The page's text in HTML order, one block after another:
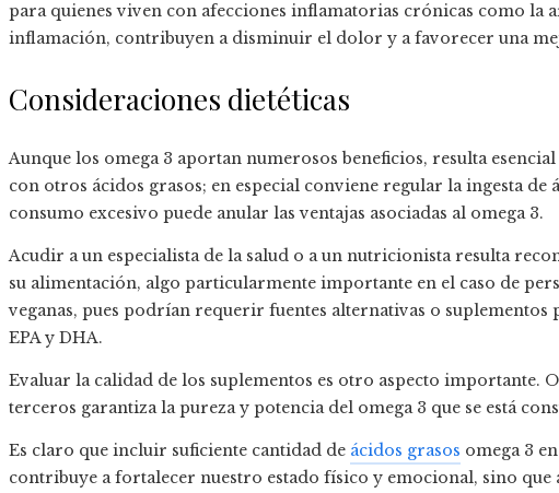
para quienes viven con afecciones inflamatorias crónicas como la
inflamación, contribuyen a disminuir el dolor y a favorecer una
Consideraciones dietéticas
Aunque los omega 3 aportan numerosos beneficios, resulta
con otros ácidos grasos; en especial conviene regular la ingesta de
consumo excesivo puede anular las ventajas asociadas al omega 3.
Acudir a un especialista de la salud o a un nutricionista resulta
su alimentación, algo particularmente importante en el caso de
veganas, pues podrían requerir fuentes alternativas o suplementos
EPA y DHA.
Evaluar la calidad de los suplementos es otro aspecto importante.
terceros garantiza la pureza y potencia del omega 3 que se está
Es claro que incluir suficiente cantidad de ácidos grasos omega 3
contribuye a fortalecer nuestro estado físico y emocional, sino que